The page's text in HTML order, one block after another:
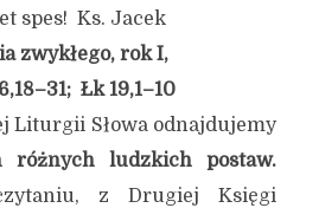
Ks. Jacek
zwykłego, rok I,
Łk 19,1–10
Liturgii Słowa odnajdujemy
różnych ludzkich postaw.
z Drugiej Księgi